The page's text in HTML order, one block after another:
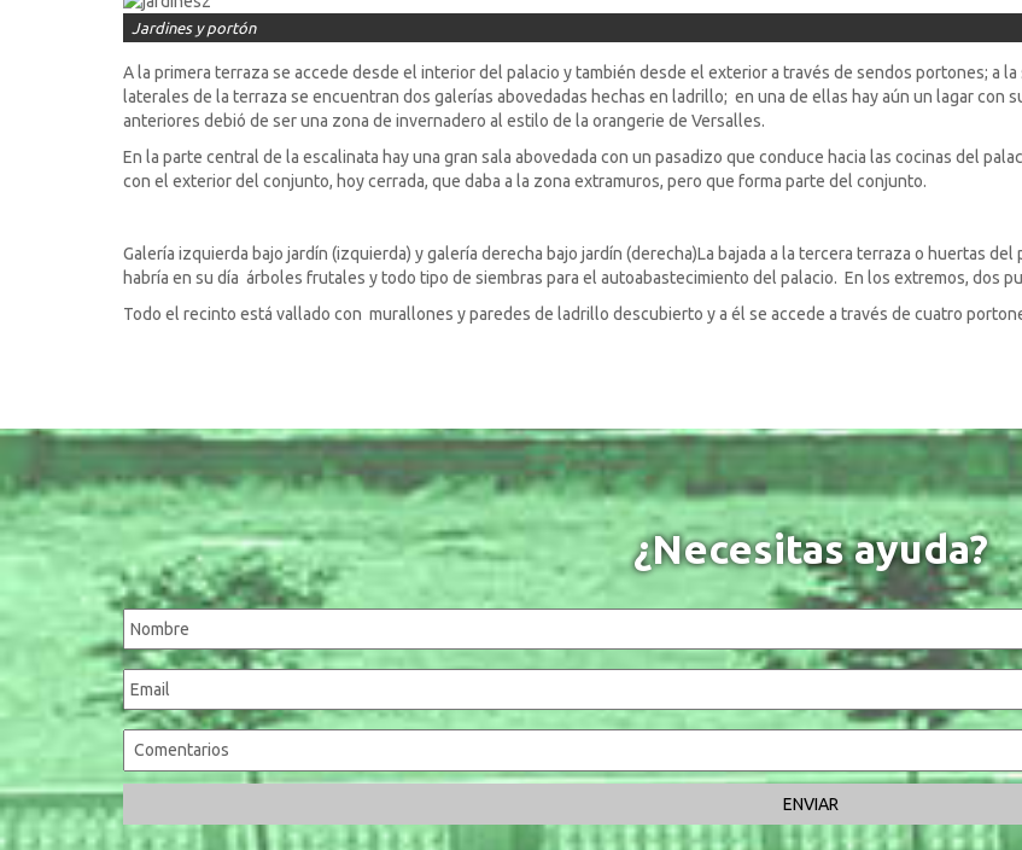
Jardines y portón
A la primera terraza se accede desde el interior del palacio y también desde el exterior a través de sendos portones; a
laterales de la terraza se encuentran dos galerías abovedadas hechas en ladrillo; en una de ellas hay aún un lagar con
anteriores debió de ser una zona de invernadero al estilo de la orangerie de Versalles.
En la parte central de la escalinata hay una gran sala abovedada con un pasadizo que conduce hacia las cocinas del
con el exterior del conjunto, hoy cerrada, que daba a la zona extramuros, pero que forma parte del conjunto.
Galería izquierda bajo jardín (izquierda) y galería derecha bajo jardín (derecha)La bajada a la tercera terraza o huertas
habría en su día árboles frutales y todo tipo de siembras para el autoabastecimiento del palacio. En los extremos, dos
Todo el recinto está vallado con murallones y paredes de ladrillo descubierto y a él se accede a través de cuatro
¿Necesitas ayuda?